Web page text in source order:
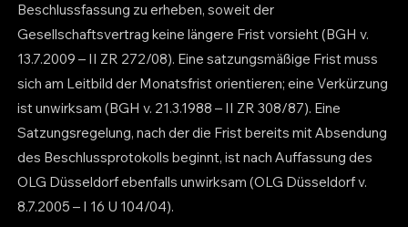
Beschlussfassung zu erheben, soweit der
Gesellschaftsvertrag keine längere Frist vorsieht (BGH v.
13.7.2009 – II ZR 272/08). Eine satzungsmäßige Frist muss
sich am Leitbild der Monatsfrist orientieren; eine Verkürzung
ist unwirksam (BGH v. 21.3.1988 – II ZR 308/87). Eine
Satzungsregelung, nach der die Frist bereits mit Absendung
des Beschlussprotokolls beginnt, ist nach Auffassung des
OLG Düsseldorf ebenfalls unwirksam (OLG Düsseldorf v.
8.7.2005 – I 16 U 104/04).